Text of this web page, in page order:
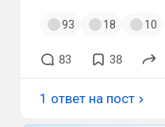
93 18 10
83 38
1 ответ на пост